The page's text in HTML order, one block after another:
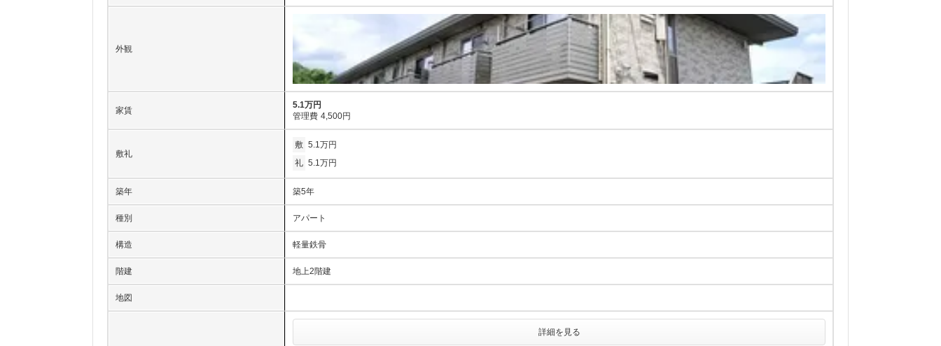
外観
家賃
5.1万円
管理費 4,500円
敷礼
敷 5.1万円
礼 5.1万円
築年 築5年
種別 アパート
構造 軽量鉄骨
階建 地上2階建
地図
詳細を見る